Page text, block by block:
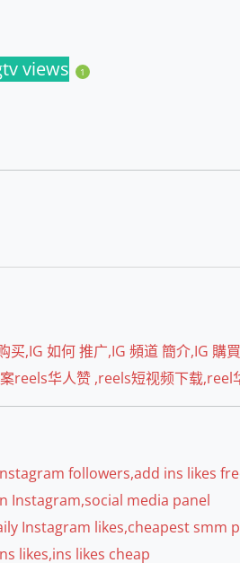
views 1
,IG 如何 推广,IG 頻道 簡介,IG 購
案reels华人赞 ,reels短视频下载,reel
followers,add ins likes
Instagram,social media panel
Instagram likes,cheapest smm
likes,ins likes cheap